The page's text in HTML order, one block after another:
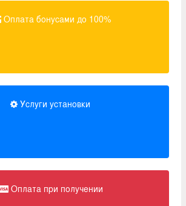
Оплата бонусами до 100%
Услуги установки
Оплата при получении